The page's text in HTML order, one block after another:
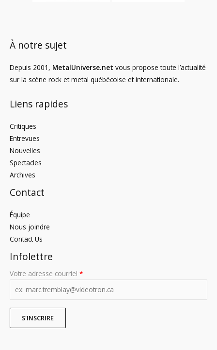
À notre sujet
Depuis 2001, MetalUniverse.net vous propose toute l’actualité
sur la scène rock et metal québécoise et internationale.
Liens rapides
Critiques
Entrevues
Nouvelles
Spectacles
Archives
Contact
Équipe
Nous joindre
Contact Us
Infolettre
Votre adresse courriel *